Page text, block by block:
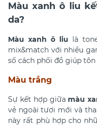
Màu xanh ô liu
da?
Màu xanh ô liu là
mix&match với nhiều
số cách phối đồ giúp
Màu trắng
Sự kết hợp giữa màu
vẻ ngoài tươi mới và
này rất phù hợp cho